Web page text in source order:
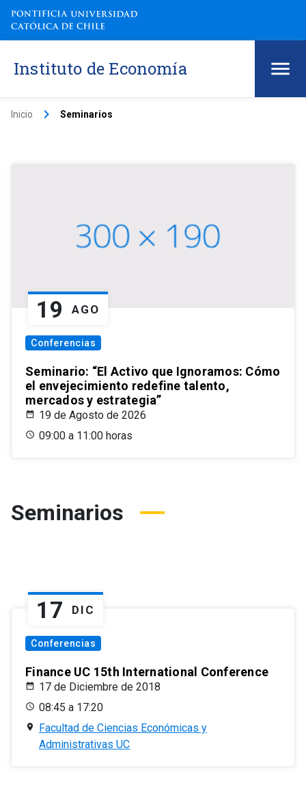
Instituto de Economía
Inicio keyboard_arrow_right Seminarios
19 AGO
Conferencias
Seminario: “El Activo que Ignoramos: Cómo
el envejecimiento redefine talento,
mercados y estrategia”
19 de Agosto de 2026
09:00 a 11:00 horas
Seminarios
17 DIC
Conferencias
Finance UC 15th International Conference
17 de Diciembre de 2018
08:45 a 17:20
Facultad de Ciencias Económicas y
Administrativas UC